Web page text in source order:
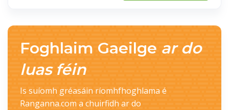
Foghlaim Gaeilge ar do
luas féin
Is suíomh gréasáin ríomhfhoghlama é
Ranganna.com a chuirfidh ar do